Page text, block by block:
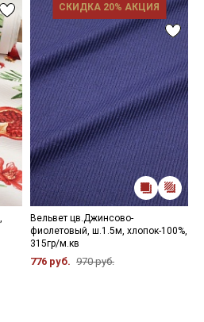
СКИДКА 20% АКЦИЯ
Вельвет цв.Джинсово-
фиолетовый, ш.1.5м, хлопок-100%,
315гр/м.кв
776 руб. 970 руб.